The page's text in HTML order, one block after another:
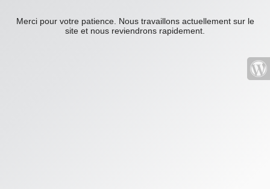
Merci pour votre patience. Nous travaillons actuellement sur le
site et nous reviendrons rapidement.